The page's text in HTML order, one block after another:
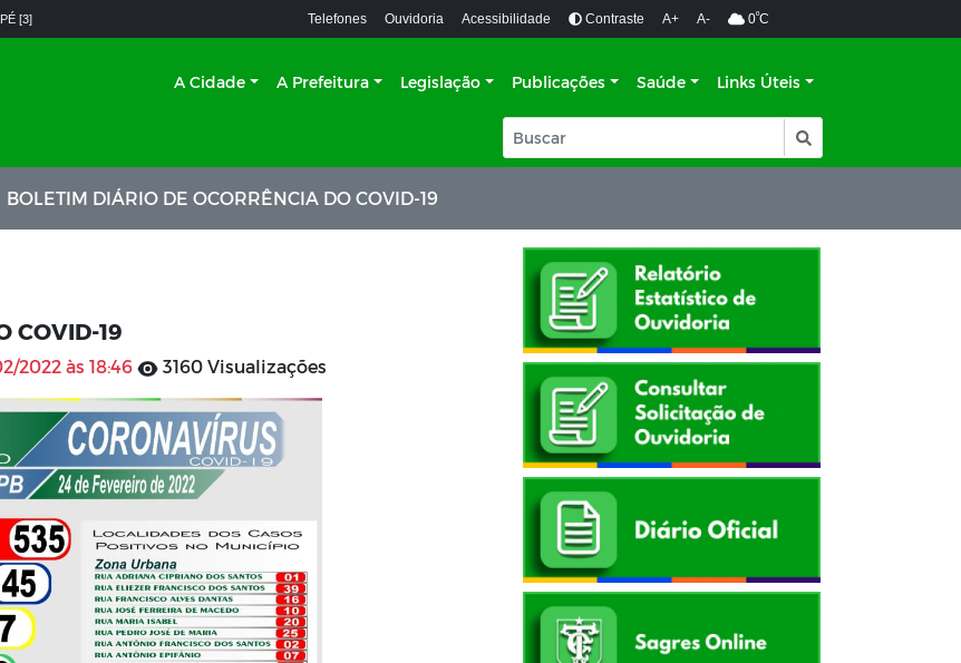
[3] Telefones Ouvidoria Acessibilidade Contraste A+ A- 0ºC
A Cidade A Prefeitura Legislação Publicações Saúde Links Úteis
BOLETIM DIÁRIO DE OCORRÊNCIA DO COVID-19
COVID-19
2022 às 18:46 3160 Visualizações